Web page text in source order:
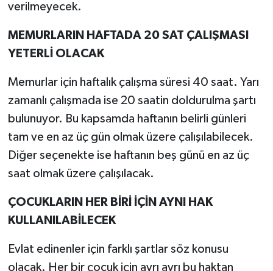
verilmeyecek.
MEMURLARIN HAFTADA 20 SAT ÇALIŞMASI
YETERLİ OLACAK
Memurlar için haftalık çalışma süresi 40 saat. Yarı
zamanlı çalışmada ise 20 saatin doldurulma şartı
bulunuyor. Bu kapsamda haftanın belirli günleri
tam ve en az üç gün olmak üzere çalışılabilecek.
Diğer seçenekte ise haftanın beş günü en az üç
saat olmak üzere çalışılacak.
ÇOCUKLARIN HER BİRİ İÇİN AYNI HAK
KULLANILABİLECEK
Evlat edinenler için farklı şartlar söz konusu
olacak. Her bir çocuk için ayrı ayrı bu haktan